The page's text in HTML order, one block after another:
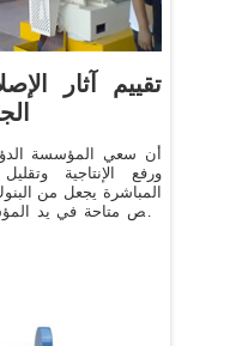
تقييم آثار
أن سعي المؤسسة
ورفع الإنتاجية
المباشرة يجعل من
فرص متاحة في يد